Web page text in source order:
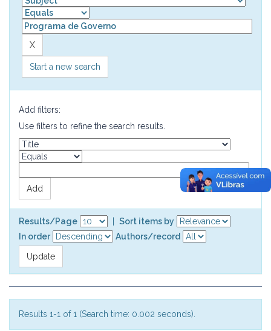
Start a new search
Add filters:
Use filters to refine the search results.
Results/Page
Sort items by
In order
Authors/record
Results 1-1 of 1 (Search time: 0.002 seconds).